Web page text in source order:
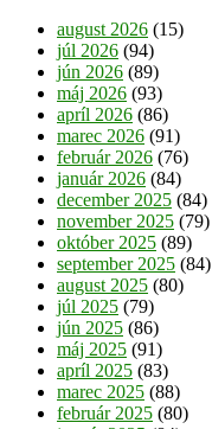
august 2026 (15)
júl 2026 (94)
jún 2026 (89)
máj 2026 (93)
apríl 2026 (86)
marec 2026 (91)
február 2026 (76)
január 2026 (84)
december 2025 (84)
november 2025 (79)
október 2025 (89)
september 2025 (84)
august 2025 (80)
júl 2025 (79)
jún 2025 (86)
máj 2025 (91)
apríl 2025 (83)
marec 2025 (88)
február 2025 (80)